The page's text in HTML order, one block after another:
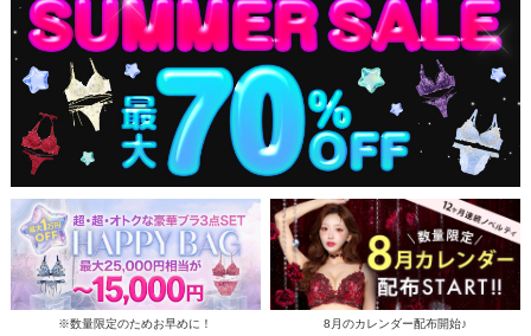
※数量限定のためお早めに！ 8月のカレンダー配布開始♪